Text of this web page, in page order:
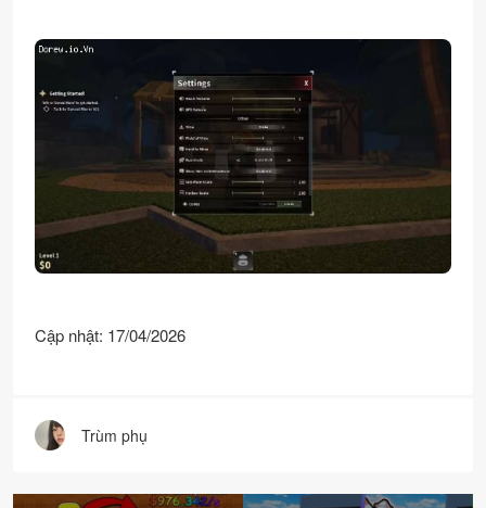
Cập nhật: 17/04/2026
Trùm phụ